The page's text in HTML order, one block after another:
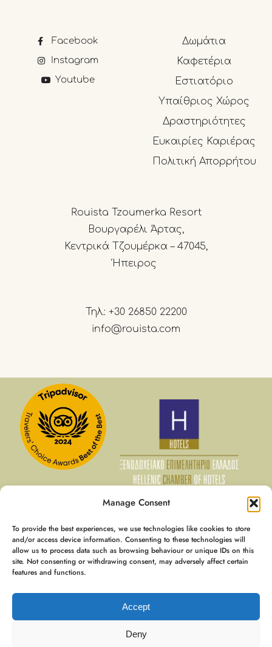
Manage Consent
To provide the best experiences, we use technologies like cookies to store
and/or access device information. Consenting to these technologies will
allow us to process data such as browsing behaviour or unique IDs on this
site. Not consenting or withdrawing consent, may adversely affect certain
features and functions.
Accept
Deny
Facebook
Instagram
Youtube
Δωμάτια
Καφετέρια
Εστιατόριο
Υπαίθριος Χώρος
Δραστηριότητες
Ευκαιρίες Καριέρας
Πολιτική Απορρήτου
Rouista Tzoumerka Resort
Βουργαρέλι Άρτας,
Κεντρικά Τζουμέρκα – 47045,
Ήπειρος
Τηλ.: +30 26850 22200
info@rouista.com
09 Αυγ - 10 Αυγ
Τιμή για Μέλη € 100
Booking €197
Expedia
9.8 / 10